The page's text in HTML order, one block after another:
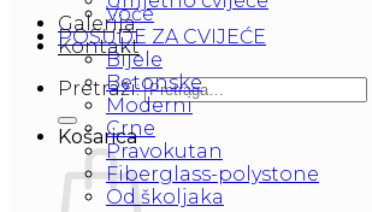
Galerija
Kontakt
Pretraži:
Košarica
Voće
POSUDE ZA CVIJEĆE
Bijele
Betonske
Moderni
Crne
Pravokutan
Fiberglass-polystone
Od školjaka